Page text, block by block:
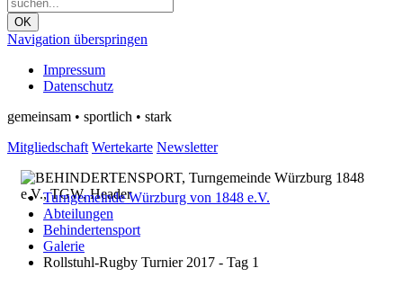
OK
Navigation überspringen
Impressum
Datenschutz
gemeinsam • sportlich • stark
Mitgliedschaft Wertekarte Newsletter
Turngemeinde Würzburg von 1848 e.V.
Abteilungen
Behindertensport
Galerie
Rollstuhl-Rugby Turnier 2017 - Tag 1